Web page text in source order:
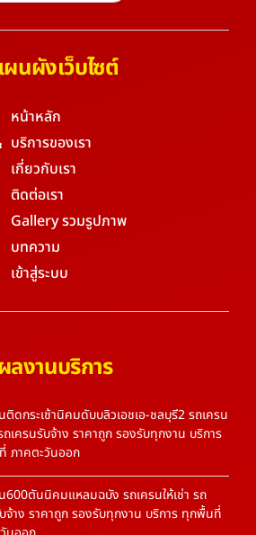
นผังเว็บไซต์
หน้าหลัก
บริการของเรา
เกี่ยวกับเรา
ติดต่อเรา
Gallery รวมรูปภาพ
บทความ
เข้าสู่ระบบ
ลงานบริการ
ติดกระเช้านิคมดับบลิวเอชเอ-ชลบุรี2 รถเครน
ถเครนรับจ้าง ราคาถูก รองรับทุกงาน บริการ
ภาคตะวันออก
600ตันนิคมแหลมฉบัง รถเครนให้เช่า รถ
จ้าง ราคาถูก รองรับทุกงาน บริการ ทุกพื้นที่